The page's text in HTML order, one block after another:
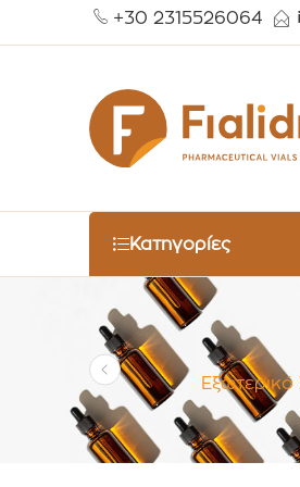
+30 2315526064
Κατηγορίες